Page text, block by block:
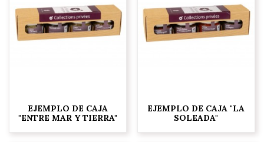
EJEMPLO DE CAJA
"ENTRE MAR Y TIERRA"
EJEMPLO DE CAJA "LA
SOLEADA"